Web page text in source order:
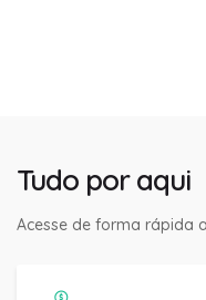
Tudo por aqui
Acesse de forma rápida